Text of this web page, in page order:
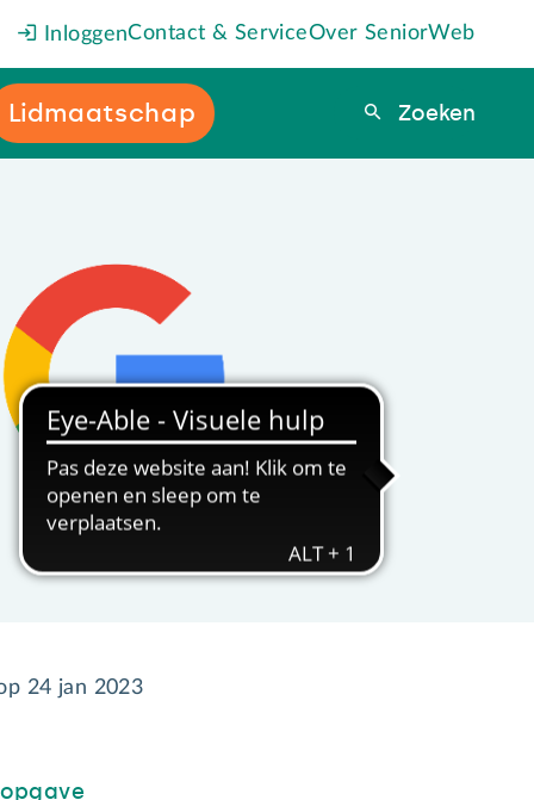
InloggenContact & ServiceOver SeniorWeb
Lidmaatschap Zoeken
Zoeken
24 jan 2023